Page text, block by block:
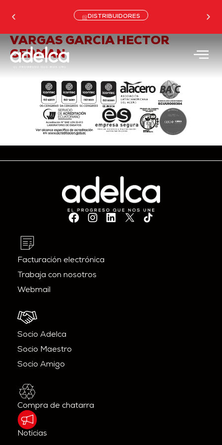
DISTRIBUIDORES
VARGAS GARCIA HECTOR
GERMAN
Facturación electrónica
Trabaja con nosotros
Webmail
Socio Adelca
Socio Maestro
Socio Amigo
Compra de chatarra
Noticias